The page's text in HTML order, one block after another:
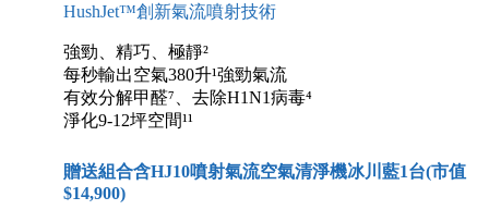
HushJet™創新氣流噴射技術
強勁、精巧、極靜²
每秒輸出空氣380升¹強勁氣流
有效分解甲醛⁷、去除H1N1病毒⁴
淨化9-12坪空間¹¹
贈送組合含HJ10噴射氣流空氣清淨機冰川藍1台(市值
$14,900)